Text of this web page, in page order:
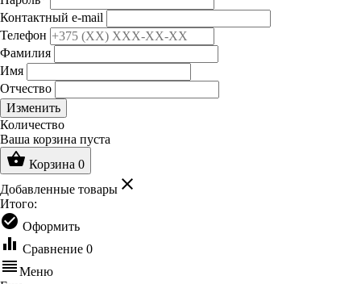
Контактный e-mail
Телефон
Фамилия
Имя
Отчество
Изменить
Количество
Ваша корзина пуста
shopping_basket Корзина 0
Добавленные товары clear
Итого:
check_circle Оформить
equalizer Сравнение 0
reorderМеню